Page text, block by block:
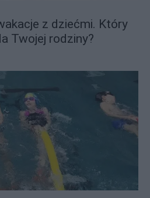
z dziećmi. Który
Twojej rodziny?